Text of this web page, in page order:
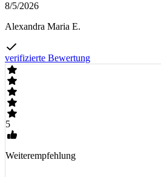
8/5/2026
Alexandra Maria E.
verifizierte Bewertung
5
Weiterempfehlung